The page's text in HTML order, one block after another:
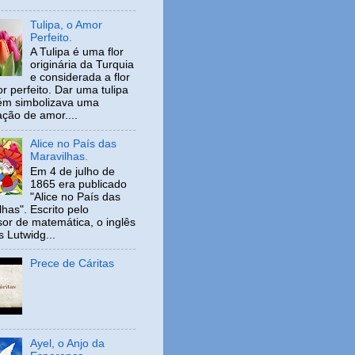
Tulipa, o Amor
Perfeito.
A Tulipa é uma flor
originária da Turquia
e considerada a flor
perfeito. Dar uma tulipa
simbolizava uma
de amor....
Alice no País das
Maravilhas.
Em 4 de julho de
1865 era publicado
"Alice no País das
Escrito pelo
de matemática, o inglês
Lutwidg...
Prece de Cáritas
Ayel, o Anjo da